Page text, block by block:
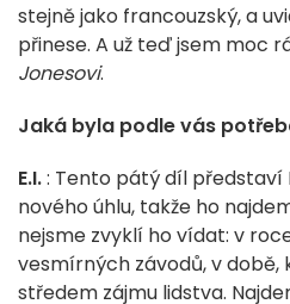
stejně jako francouzský, a
přinese. A už teď jsem moc
Jonesovi.
Jaká byla podle vás
E.I.: Tento pátý díl představí
nového úhlu, takže ho
nejsme zvyklí ho vídat: v
vesmírných závodů, v době,
středem zájmu lidstva.